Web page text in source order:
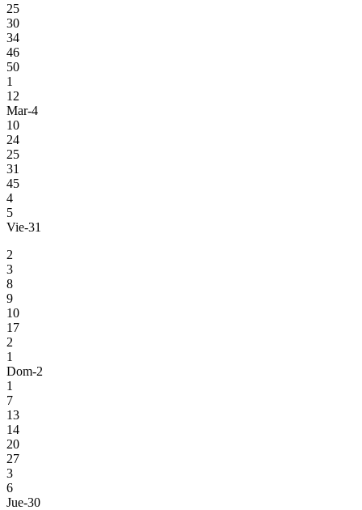
25
30
34
46
50
1
12
Mar-4
10
24
25
31
45
4
5
Vie-31
2
3
8
9
10
17
2
1
Dom-2
1
7
13
14
20
27
3
6
Jue-30